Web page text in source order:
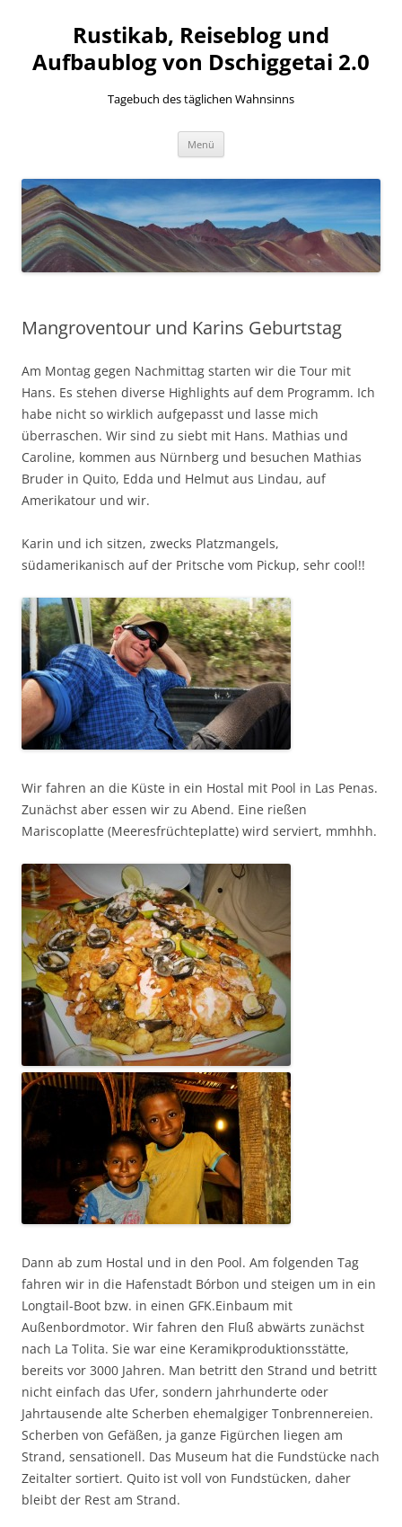
Rustikab, Reiseblog und
Aufbaublog von Dschiggetai 2.0
Tagebuch des täglichen Wahnsinns
Menü
Mangroventour und Karins Geburtstag
Am Montag gegen Nachmittag starten wir die Tour mit
Hans. Es stehen diverse Highlights auf dem Programm. Ich
habe nicht so wirklich aufgepasst und lasse mich
überraschen. Wir sind zu siebt mit Hans. Mathias und
Caroline, kommen aus Nürnberg und besuchen Mathias
Bruder in Quito, Edda und Helmut aus Lindau, auf
Amerikatour und wir.
Karin und ich sitzen, zwecks Platzmangels,
südamerikanisch auf der Pritsche vom Pickup, sehr cool!!
Wir fahren an die Küste in ein Hostal mit Pool in Las Penas.
Zunächst aber essen wir zu Abend. Eine rießen
Mariscoplatte (Meeresfrüchteplatte) wird serviert, mmhhh.
Dann ab zum Hostal und in den Pool. Am folgenden Tag
fahren wir in die Hafenstadt Bórbon und steigen um in ein
Longtail-Boot bzw. in einen GFK.Einbaum mit
Außenbordmotor. Wir fahren den Fluß abwärts zunächst
nach La Tolita. Sie war eine Keramikproduktionsstätte,
bereits vor 3000 Jahren. Man betritt den Strand und betritt
nicht einfach das Ufer, sondern jahrhunderte oder
Jahrtausende alte Scherben ehemalgiger Tonbrennereien.
Scherben von Gefäßen, ja ganze Figürchen liegen am
Strand, sensationell. Das Museum hat die Fundstücke nach
Zeitalter sortiert. Quito ist voll von Fundstücken, daher
bleibt der Rest am Strand.